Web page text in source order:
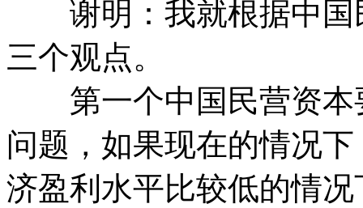
谢明：我就根据中国
三个观点。
第一个中国民营资本
问题，如果现在的情况
济盈利水平比较低的情